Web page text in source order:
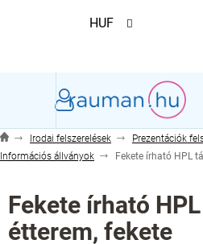
HUF
Irodai felszerelések Prezentációk
Információs állványok
Fekete írható HPL
Fekete írható
étterem, fekete